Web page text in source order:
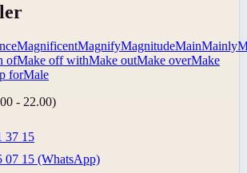
MagnificentMagnifyMagnitudeMainMainly
ofMake off withMake outMake overMake
forMale
- 22.00)
37 15
07 15 (WhatsApp)